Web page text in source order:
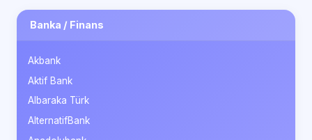
Banka / Finans
Akbank
Aktif Bank
Albaraka Türk
AlternatifBank